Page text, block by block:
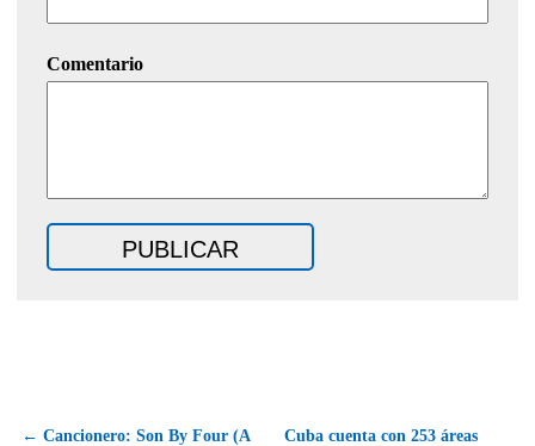
Comentario
← Cancionero: Son By Four (A
Cuba cuenta con 253 áreas